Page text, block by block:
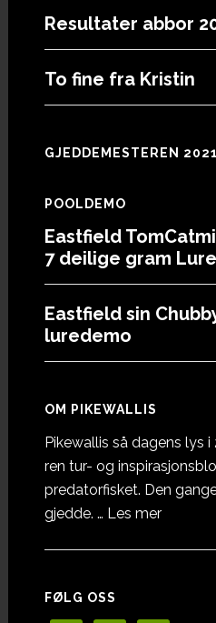
Resultater abbor
To fine fra Kristin
GJEDDEMESTEREN 2021
POOLDEMO
Eastfield
7 deilige gram
Eastfield sin
luredemo
OM PIKEWALLIS
Pikewallis så dagens lys
ren tur- og
predatorfisket. Den
gjedde. … Les meromOm
FØLG OSS